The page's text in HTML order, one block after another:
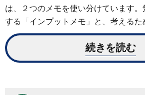
は、２つのメモを使い分けています
する「インプットメモ」と、考える
続きを読む